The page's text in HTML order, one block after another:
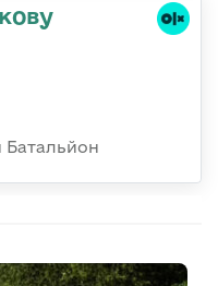
Батальйон